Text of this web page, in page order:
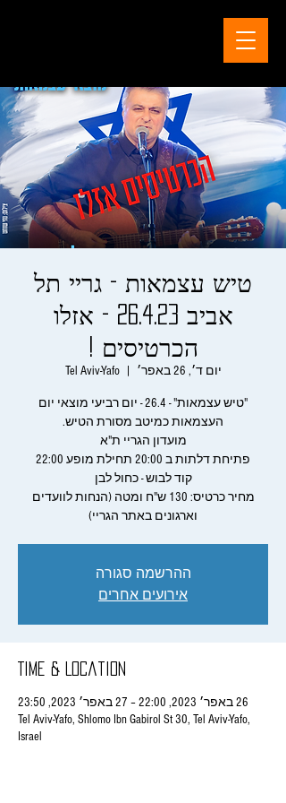
טיש עצמאות - גריי תל
אביב 26.4.23 - אזלו
הכרטיסים !
יום ד׳, 26 באפר׳
  |
Tel Aviv-Yafo
"טיש עצמאות" - 26.4 - יום רביעי מוצאי יום
מחיר כרטיס: 130 ש"ח ומטה (הנחות לוועדים
וארגונים באתר הגריי)
ההרשמה סגורה
אירועים אחרים
Time & Location
26 באפר׳ 2023, 22:00 – 27 באפר׳ 2023, 23:50
Tel Aviv-Yafo, Shlomo Ibn Gabirol St 30, Tel Aviv-Yafo,
Israel